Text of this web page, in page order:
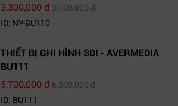
3,300,000 đ3,700,000 đ
ID: NY-BU110
THIẾT BỊ GHI HÌNH SDI - AVERMEDIA
BU111
5,700,000 đ6,300,000 đ
ID: BU111